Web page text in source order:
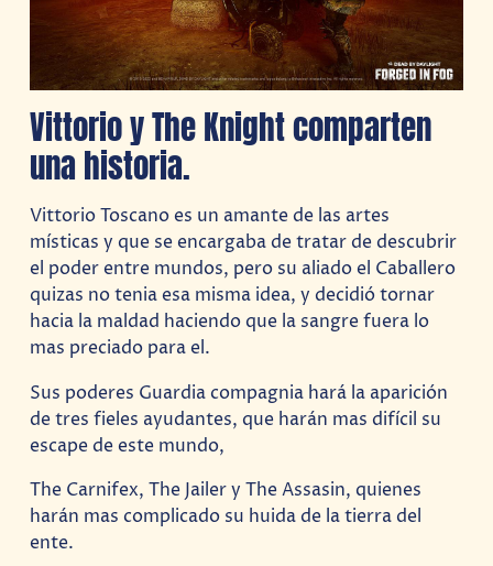
Vittorio y The Knight comparten
una historia.
Vittorio Toscano es un amante de las artes
místicas y que se encargaba de tratar de descubrir
el poder entre mundos, pero su aliado el Caballero
quizas no tenia esa misma idea, y decidió tornar
hacia la maldad haciendo que la sangre fuera lo
mas preciado para el.
Sus poderes Guardia compagnia hará la aparición
de tres fieles ayudantes, que harán mas difícil su
escape de este mundo,
The Carnifex, The Jailer y The Assasin, quienes
harán mas complicado su huida de la tierra del
ente.